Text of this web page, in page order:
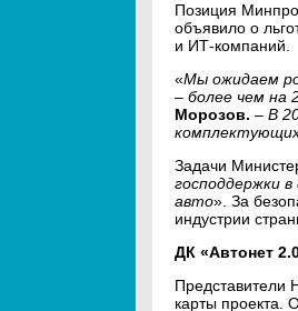
Позиция
объявило о
и ИТ-компаний.
«Мы ожидаем
– более чем на
Морозов. – В
Задачи
господдержки
авто». За
индустрии
ДК «Автонет
Представители
карты проекта.